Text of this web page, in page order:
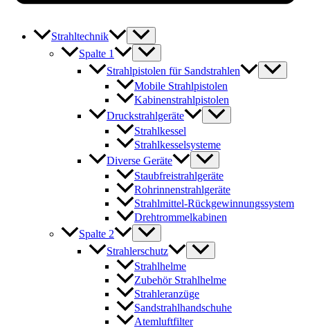
Strahltechnik
Spalte 1
Strahlpistolen für Sandstrahlen
Mobile Strahlpistolen
Kabinenstrahlpistolen
Druckstrahlgeräte
Strahlkessel
Strahlkesselsysteme
Diverse Geräte
Staubfreistrahlgeräte
Rohrinnenstrahlgeräte
Strahlmittel-Rückgewinnungssystem
Drehtrommelkabinen
Spalte 2
Strahlerschutz
Strahlhelme
Zubehör Strahlhelme
Strahleranzüge
Sandstrahlhandschuhe
Atemluftfilter